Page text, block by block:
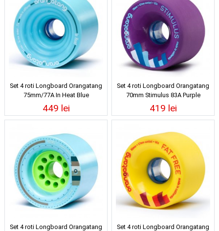
Set 4 roti Longboard Orangatang
75mm/77A In Heat Blue
449 lei
Set 4 roti Longboard Orangatang
70mm Stimulus 83A Purple
419 lei
Set 4 roti Longboard Orangatang
Set 4 roti Longboard Orangatang